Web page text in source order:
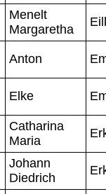
Menelt
Margaretha
Anton
Elke
Catharina
Maria
Johann
Diedrich